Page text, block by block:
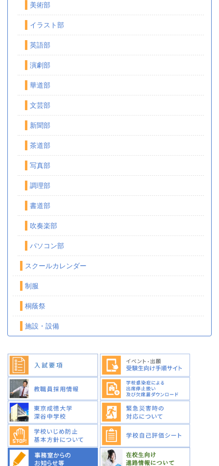
美術部
イラスト部
英語部
演劇部
華道部
文芸部
新聞部
茶道部
写真部
調理部
書道部
吹奏楽部
パソコン部
スクールカレンダー
制服
桐蔭祭
施設・設備